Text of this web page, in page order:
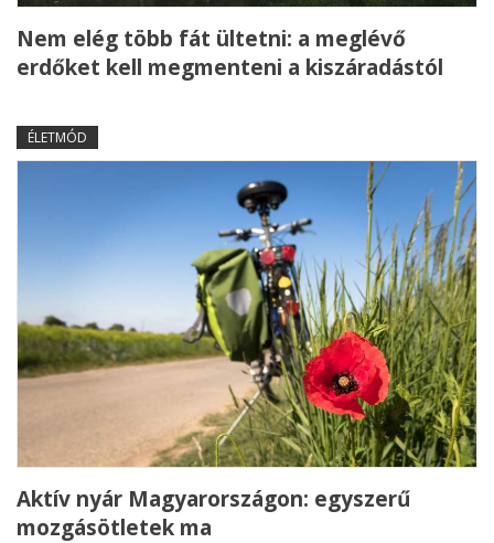
Nem elég több fát ültetni: a meglévő
erdőket kell megmenteni a kiszáradástól
ÉLETMÓD
Aktív nyár Magyarországon: egyszerű
mozgásötletek ma